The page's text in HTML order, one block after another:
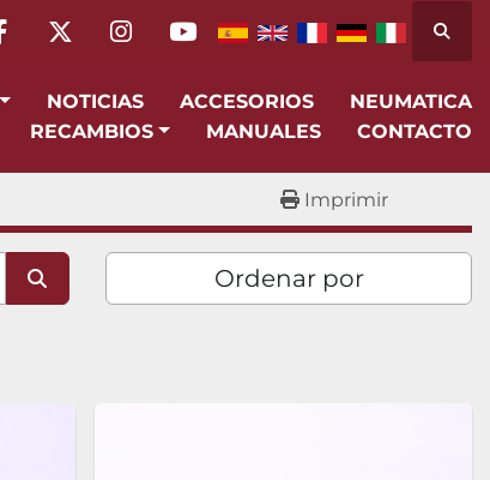
twitterinstagram
youtube
NOTICIAS ACCESORIOS
NEUMATICA
RECAMBIOS
MANUALES CONTACTO
Imprimir
Ordenar por